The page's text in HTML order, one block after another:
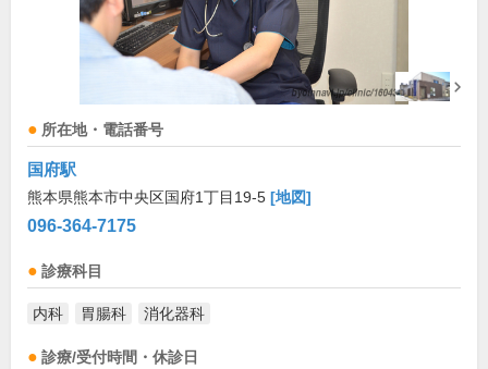
所在地・電話番号
国府駅
熊本県熊本市中央区国府1丁目19-5 [地図]
096-364-7175
診療科目
内科 胃腸科 消化器科
診療/受付時間・休診日